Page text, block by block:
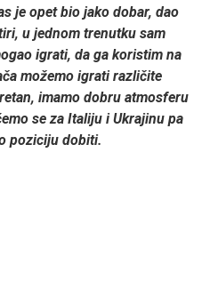
je opet bio jako dobar, dao
u jednom trenutku sam
igrati, da ga koristim na
možemo igrati različite
imamo dobru atmosferu
se za Italiju i Ukrajinu pa
poziciju dobiti.